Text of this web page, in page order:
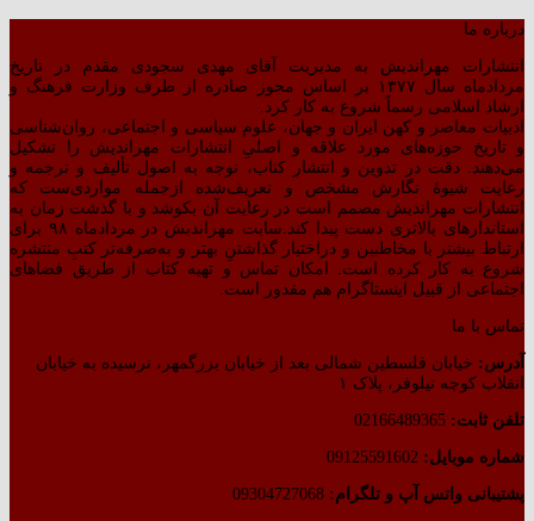
درباره ما
انتشارات مهراندیش به مدیریت آقای مهدی سجودی مقدم در تاریخ
مردادماه سال ۱۳۷۷ بر اساس مجوز صادره از طرف وزارت فرهنگ و
ارشاد اسلامی رسماً شروع به کار کرد.
ادبیات معاصر و کهن ایران و جهان، علوم سیاسی و اجتماعی، روان‌شناسی
و تاریخ حوزه‌های مورد علاقه و اصلیِ انتشارات مهراندیش را تشکیل
می‌دهند. دقت در تدوین و انتشار کتاب،‌ توجه به اصول تألیف و ترجمه و
رعایت شیوهٔ نگارش مشخص و تعریف‌شده ازجمله مواردی‌ست که
انتشارات مهراندیش مصمم است در رعایت آن بکوشد و با گذشت زمان به
استاندارهای بالاتری دست پیدا کند.سایت مهراندیش در مردادماه ۹۸ برای
ارتباط بیشتر با مخاطبین و دراختیار گذاشتنِ بهتر و به‌صرفه‌تر کتبِ منتشره
شروع به کار کرده است. امکان تماس و تهیه کتاب از طریق فضاهای
اجتماعی از قبیل اینستاگرام هم مقدور است.
تماس با ما
آدرس: خیابان فلسطین شمالی بعد از خیابان بزرگمهر، نرسیده به خیابان
انقلاب کوچه نیلوفر، پلاک ۱
تلفن ثابت:
شماره موبایل:
پشتیبانی واتس آپ و تلگرام: